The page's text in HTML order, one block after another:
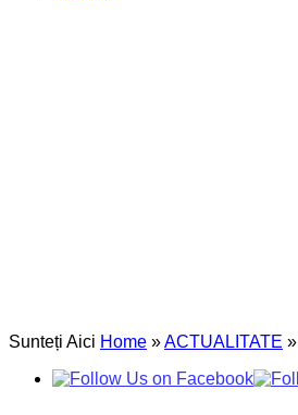
Sunteți Aici Home »ACTUALITATE »